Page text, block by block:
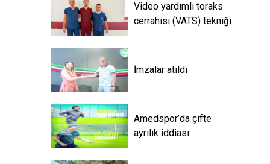
Video yardımlı toraks
cerrahisi (VATS) tekniği
İmzalar atıldı
Amedspor’da çifte
ayrılık iddiası